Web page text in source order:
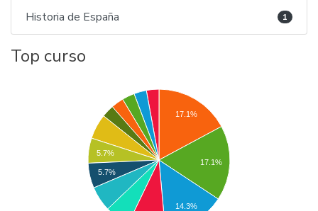
Historia de España 1
Top curso
17.1%
17.1%
14.3%
5.7%
5.7%